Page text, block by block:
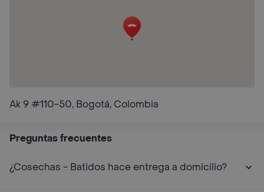
Ak 9 #110-50, Bogotá, Colombia
Preguntas frecuentes
¿Cosechas - Batidos hace entrega a domicilio?